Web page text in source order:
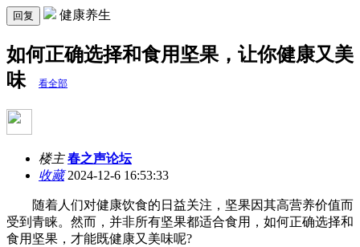
回复 健康养生
如何正确选择和食用坚果，让你健康又美
味
看全部
楼主 春之声论坛
收藏2024-12-6 16:53:33
随着人们对健康饮食的日益关注，坚果因其高营养价值而
受到青睐。然而，并非所有坚果都适合食用，如何正确选择和
食用坚果，才能既健康又美味呢?